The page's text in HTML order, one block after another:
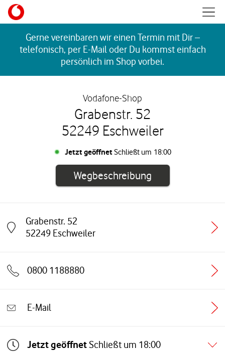
Skip to content
Gerne vereinbaren wir einen Termin mit Dir –
telefonisch, per E-Mail oder Du kommst einfach
persönlich im Shop vorbei.
Vodafone-Shop
Grabenstr. 52
52249 Eschweiler
Jetzt geöffnetSchließt um 18:00
WegbeschreibungLink öffnet in
Grabenstr. 52
52249 Eschweiler
Link öffnet in einem neuen Tab
0800 1188880
E-Mail
Jetzt geöffnet Schließt um 18:00